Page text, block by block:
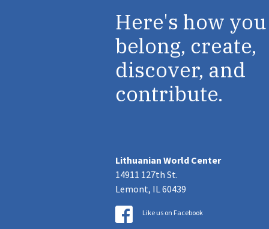
Here's how
belong, create,
discover, and
contribute.
Lithuanian World Center
14911 127th St.
Lemont, IL 60439
Like us on Facebook